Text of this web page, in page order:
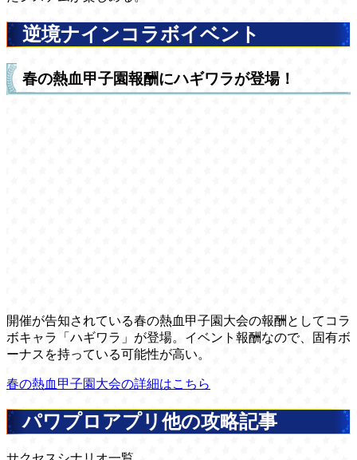
逆境ナインコラボイベント
春の熱血甲子園報酬にハギワラが登場！
開催が告知されている春の熱血甲子園大会の報酬としてコラ
ボキャラ「ハギワラ」が登場。イベント報酬なので、固有ボ
ーナスを持っている可能性が高い。
春の熱血甲子園大会の詳細はこちら
パワプロアプリ他の攻略記事